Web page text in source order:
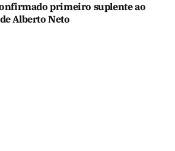
primeiro suplente ao
Alberto Neto